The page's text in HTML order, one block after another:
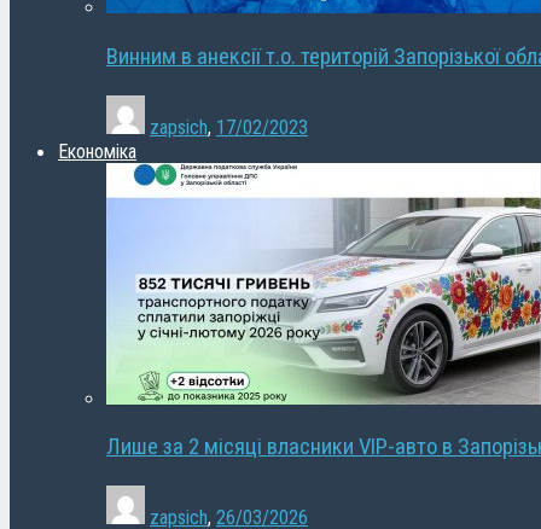
Винним в анексії т.о. територій Запорізької
zapsich, 17/02/2023
Економіка
Лише за 2 місяці власники VIP-авто в
zapsich, 26/03/2026